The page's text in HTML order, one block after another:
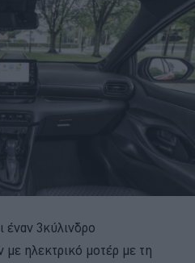
έναν 3κύλινδρο
με ηλεκτρικό μοτέρ με τη